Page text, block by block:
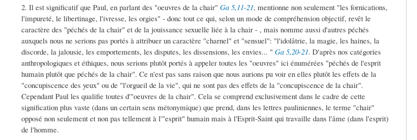
2. Il est significatif que Paul, en parlant des "oeuvres de la chair" Ga 5,11-21, mentionne non seulement "les fornications,
l'impureté, le libertinage, l'ivresse, les orgies" - donc tout ce qui, selon un mode de compréhension objectif, revêt le
caractère des "péchés de la chair" et de la jouissance sexuelle liée à la chair - , mais nomme aussi d'autres péchés
auxquels nous ne serions pas portés à attribuer un caractère "charnel" et "sensuel": "l'idolâtrie, la magie, les haines, la
discorde, la jalousie, les emportements, les disputes, les dissensions, les envies... " Ga 5,20-21. D'après nos catégories
anthropologiques et éthiques, nous serions plutôt portés à appeler toutes les "oeuvres" ici énumérées "péchés de l'esprit
humain plutôt que péchés de la chair". Ce n'est pas sans raison que nous aurions pu voir en elles plutôt les effets de la
"concupiscence des yeux" ou de "l'orgueil de la vie", qui ne sont pas des effets de la "concupiscence de la chair".
Cependant Paul les qualifie toutes d'"oeuvres de la chair". Cela se comprend exclusivement dans le cadre de cette
signification plus vaste (dans un certain sens métonymique) que prend, dans les lettres pauliniennes, le terme "chair"
opposé non seulement et non pas tellement à l'"esprit" humain mais à l'Esprit-Saint qui travaille dans l'âme (dans l'esprit)
de l'homme.